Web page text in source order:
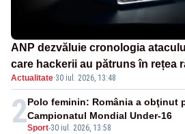
ANP dezvăluie cronologia
care hackerii au pătruns în rețea
Actualitate·30 iul. 2026, 13:48
2Sport-30 iul. 2026, 13:58
Polo feminin: România a obţinut
Campionatul Mondial Under-16